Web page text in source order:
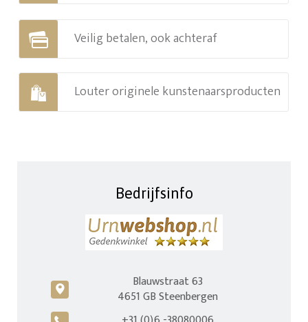
Veilig betalen, ook achteraf
Louter originele kunstenaarsproducten
Bedrijfsinfo
c
Blauwstraat 63
4651 GB Steenbergen